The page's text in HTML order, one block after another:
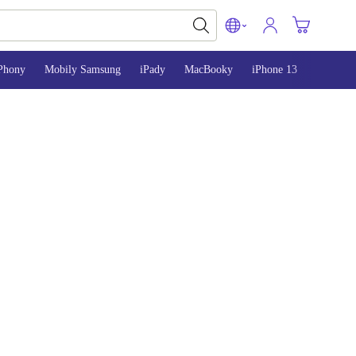
Mobily Samsung iPady MacBooky iPhone 13